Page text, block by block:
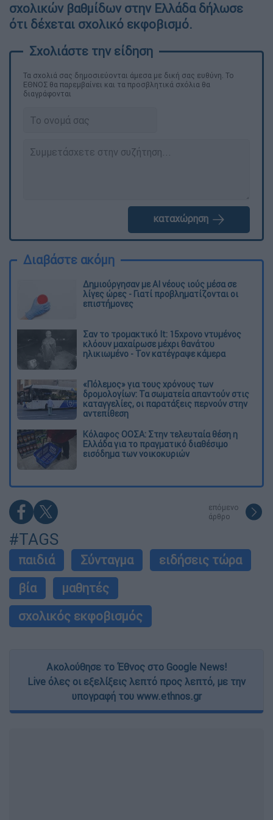
σχολικών βαθμίδωνστην Ελλάδα δήλωσε
ότι δέχεται σχολικό εκφοβισμό.
Τα σχολιά σας δημοσιεύονται άμεσα με δική σας ευθύνη. Το
ΕΘΝΟΣ θα παρεμβαίνει και τα προσβλητικά σχόλια θα
διαγράφονται
καταχώρηση
Διαβάστε ακόμη
Δημιούργησαν με AI νέους ιούς μέσα σε
λίγες ώρες - Γιατί προβληματίζονται οι
επιστήμονες
Σαν το τρομακτικό It: 15χρονο ντυμένος
κλόουν μαχαίρωσε μέχρι θανάτου
ηλικιωμένο - Τον κατέγραψε κάμερα
«Πόλεμος» για τους χρόνους των
δρομολογίων: Τα σωματεία απαντούν στις
καταγγελίες, οι παρατάξεις περνούν στην
αντεπίθεση
Κόλαφος ΟΟΣΑ: Στην τελευταία θέση η
Ελλάδα για το πραγματικό διαθέσιμο
εισόδημα των νοικοκυριών
επόμενο
άρθρο
#TAGS
παιδιά Σύνταγμα
ειδήσεις τώρα
βία
μαθητές
σχολικός εκφοβισμός
Ακολούθησε το Έθνος στο Google News!
Live όλες οι εξελίξεις λεπτό προς λεπτό, με την
υπογραφή του www.ethnos.gr